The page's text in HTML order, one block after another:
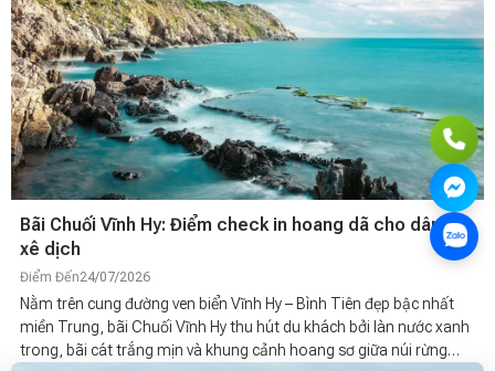
Bãi Chuối Vĩnh Hy: Điểm check in hoang dã cho dân mê
xê dịch
Điểm Đến24/07/2026
Nằm trên cung đường ven biển Vĩnh Hy – Bình Tiên đẹp bậc nhất
miền Trung, bãi Chuối Vĩnh Hy thu hút du khách bởi làn nước xanh
trong, bãi cát trắng mịn và khung cảnh hoang sơ giữa núi rừng